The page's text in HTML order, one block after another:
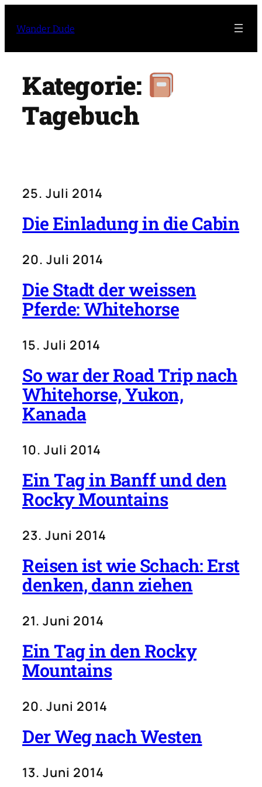
Inhalt
Wander Dude
Kategorie:
Tagebuch
25. Juli 2014
Die Einladung in die Cabin
20. Juli 2014
Die Stadt der weissen
Pferde: Whitehorse
15. Juli 2014
So war der Road Trip nach
Whitehorse, Yukon,
Kanada
10. Juli 2014
Ein Tag in Banff und den
Rocky Mountains
23. Juni 2014
Reisen ist wie Schach: Erst
denken, dann ziehen
21. Juni 2014
Ein Tag in den Rocky
Mountains
20. Juni 2014
Der Weg nach Westen
13. Juni 2014